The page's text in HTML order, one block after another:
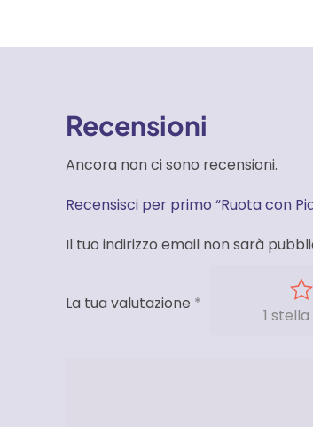
Recensioni
Ancora non ci sono recensioni.
Recensisci per primo “Ruota con
Il tuo indirizzo email non sarà
La tua valutazione *
1 stella